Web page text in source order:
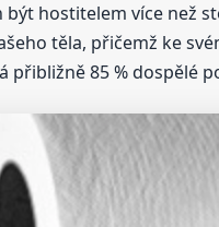
být hostitelem více než
těla, přičemž ke
přibližně 85 % dospělé